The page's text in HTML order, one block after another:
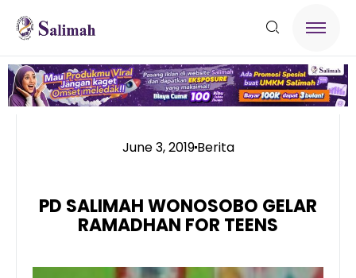
June 3, 2019Berita
PD SALIMAH WONOSOBO GELAR
RAMADHAN FOR TEENS